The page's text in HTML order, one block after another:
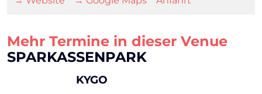
Mehr Termine in dieser Venue
SPARKASSENPARK
KYGO